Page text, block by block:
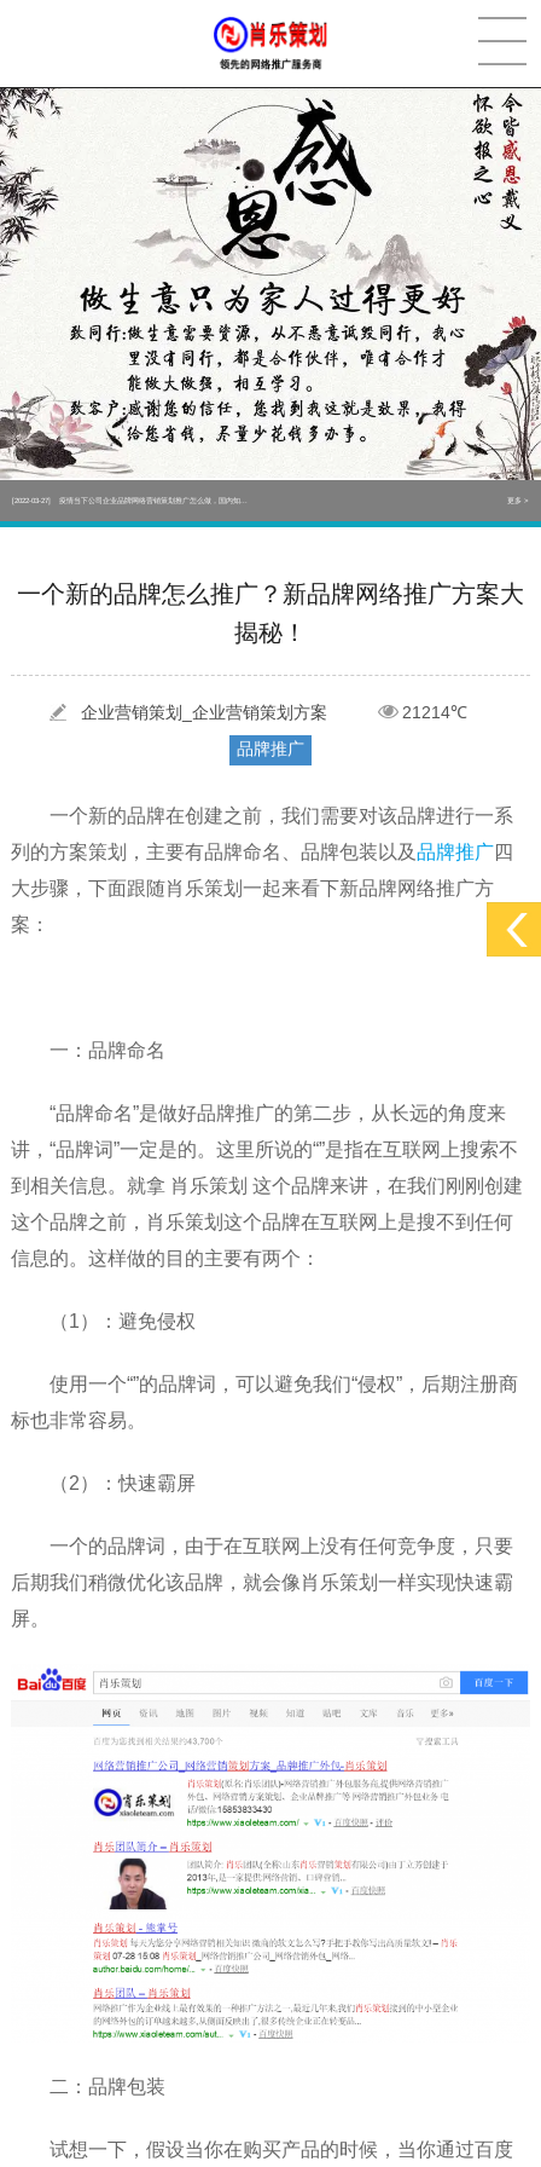
[2022-05-29] 实体门店如何做网络推广吸引客户，实体店网络营销技巧... 更多 >
[2022-05-04] 污水处理设备厂家产品如何做网络推广（污水处理项目网... 更多 >
[2022-03-27] 疫情当下公司企业品牌网络营销策划推广怎么做，国内知... 更多 >
实体门店如何做网络推广吸引客户，实体店网络营销技巧... 更多 >
污水处理设备厂家产品如何做网络推广（污水处理项目网...
一个新的品牌怎么推广？新品牌网络推广方案大
揭秘！
企业营销策划_企业营销策划方案
21214℃
品牌推广
一个新的品牌在创建之前，我们需要对该品牌进行一系
列的方案策划，主要有品牌命名、品牌包装以及品牌推广四
大步骤，下面跟随肖乐策划一起来看下新品牌网络推广方
案：
一：品牌命名
“品牌命名”是做好品牌推广的第二步，从长远的角度来
讲，“品牌词”一定是的。这里所说的“”是指在互联网上搜索不
到相关信息。就拿 肖乐策划 这个品牌来讲，在我们刚刚创建
这个品牌之前，肖乐策划这个品牌在互联网上是搜不到任何
信息的。这样做的目的主要有两个：
（1）：避免侵权
使用一个“”的品牌词，可以避免我们“侵权”，后期注册商
标也非常容易。
（2）：快速霸屏
一个的品牌词，由于在互联网上没有任何竞争度，只要
后期我们稍微优化该品牌，就会像肖乐策划一样实现快速霸
屏。
二：品牌包装
试想一下，假设当你在购买产品的时候，当你通过百度